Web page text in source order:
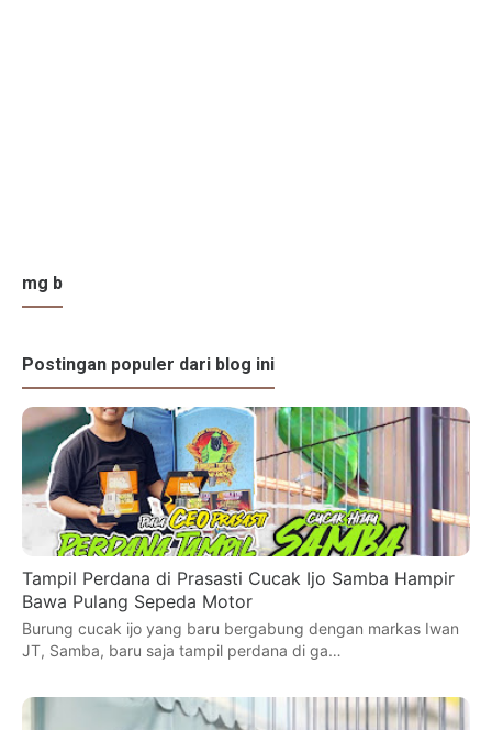
mg b
Postingan populer dari blog ini
Tampil Perdana di Prasasti Cucak Ijo Samba Hampir
Bawa Pulang Sepeda Motor
Burung cucak ijo yang baru bergabung dengan markas Iwan
JT, Samba, baru saja tampil perdana di ga…